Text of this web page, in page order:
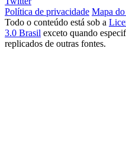
Política de privacidade Mapa
Todo o conteúdo está sob a
3.0 Brasil exceto quando
replicados de outras fontes.